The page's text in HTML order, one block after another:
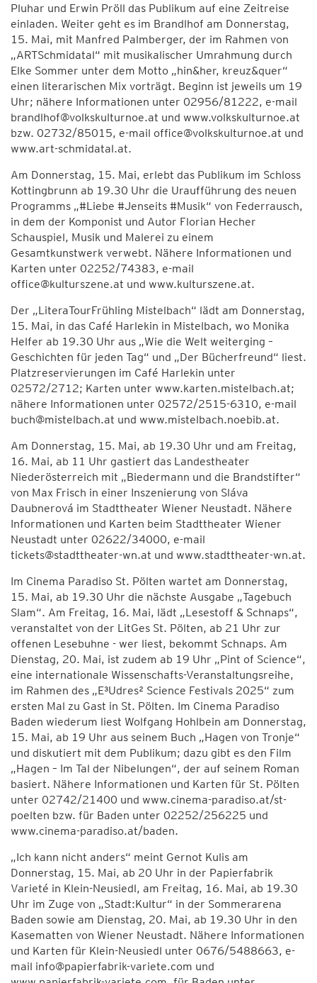
Pluhar und Erwin Pröll das Publikum auf eine Zeitreise
einladen. Weiter geht es im Brandlhof am Donnerstag,
15. Mai, mit Manfred Palmberger, der im Rahmen von
„ARTSchmidatal“ mit musikalischer Umrahmung durch
Elke Sommer unter dem Motto „hin&her, kreuz&quer“
einen literarischen Mix vorträgt. Beginn ist jeweils um 19
Uhr; nähere Informationen unter 02956/81222, e-mail
brandlhof@volkskulturnoe.at und www.volkskulturnoe.at
bzw. 02732/85015, e-mail office@volkskulturnoe.at und
www.art-schmidatal.at.
Am Donnerstag, 15. Mai, erlebt das Publikum im Schloss
Kottingbrunn ab 19.30 Uhr die Uraufführung des neuen
Programms „#Liebe #Jenseits #Musik“ von Federrausch,
in dem der Komponist und Autor Florian Hecher
Schauspiel, Musik und Malerei zu einem
Gesamtkunstwerk verwebt. Nähere Informationen und
Karten unter 02252/74383, e-mail
office@kulturszene.at und www.kulturszene.at.
Der „LiteraTourFrühling Mistelbach“ lädt am Donnerstag,
15. Mai, in das Café Harlekin in Mistelbach, wo Monika
Helfer ab 19.30 Uhr aus „Wie die Welt weiterging –
Geschichten für jeden Tag“ und „Der Bücherfreund“ liest.
Platzreservierungen im Café Harlekin unter
02572/2712; Karten unter www.karten.mistelbach.at;
nähere Informationen unter 02572/2515-6310, e-mail
buch@mistelbach.at und www.mistelbach.noebib.at.
Am Donnerstag, 15. Mai, ab 19.30 Uhr und am Freitag,
16. Mai, ab 11 Uhr gastiert das Landestheater
Niederösterreich mit „Biedermann und die Brandstifter“
von Max Frisch in einer Inszenierung von Sláva
Daubnerová im Stadttheater Wiener Neustadt. Nähere
Informationen und Karten beim Stadttheater Wiener
Neustadt unter 02622/34000, e-mail
tickets@stadttheater-wn.at und www.stadttheater-wn.at.
Im Cinema Paradiso St. Pölten wartet am Donnerstag,
15. Mai, ab 19.30 Uhr die nächste Ausgabe „Tagebuch
Slam“. Am Freitag, 16. Mai, lädt „Lesestoff & Schnaps“,
veranstaltet von der LitGes St. Pölten, ab 21 Uhr zur
offenen Lesebuhne - wer liest, bekommt Schnaps. Am
Dienstag, 20. Mai, ist zudem ab 19 Uhr „Pint of Science“,
eine internationale Wissenschafts-Veranstaltungsreihe,
im Rahmen des „E³Udres² Science Festivals 2025“ zum
ersten Mal zu Gast in St. Pölten. Im Cinema Paradiso
Baden wiederum liest Wolfgang Hohlbein am Donnerstag,
15. Mai, ab 19 Uhr aus seinem Buch „Hagen von Tronje“
und diskutiert mit dem Publikum; dazu gibt es den Film
„Hagen – Im Tal der Nibelungen“, der auf seinem Roman
basiert. Nähere Informationen und Karten für St. Pölten
unter 02742/21400 und www.cinema-paradiso.at/st-
poelten bzw. für Baden unter 02252/256225 und
www.cinema-paradiso.at/baden.
„Ich kann nicht anders“ meint Gernot Kulis am
Donnerstag, 15. Mai, ab 20 Uhr in der Papierfabrik
Varieté in Klein-Neusiedl, am Freitag, 16. Mai, ab 19.30
Uhr im Zuge von „Stadt:Kultur“ in der Sommerarena
Baden sowie am Dienstag, 20. Mai, ab 19.30 Uhr in den
Kasematten von Wiener Neustadt. Nähere Informationen
und Karten für Klein-Neusiedl unter 0676/5488663, e-
mail info@papierfabrik-variete.com und